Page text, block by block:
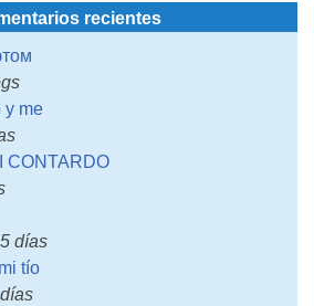
recientes
y me
CONTARDO
días
tío